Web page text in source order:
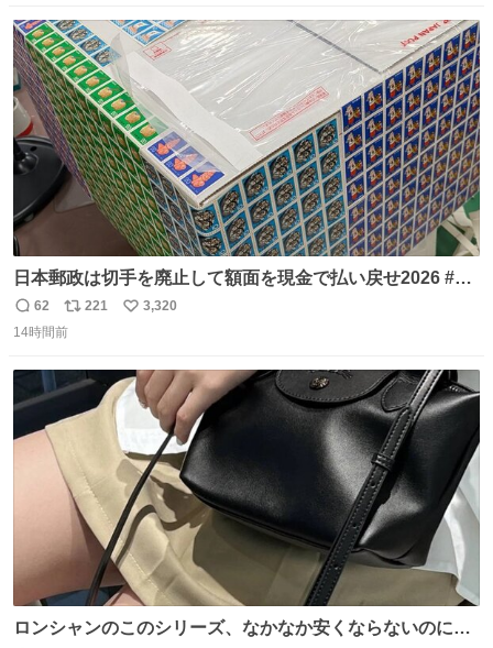
ト
数
数
日本郵政は切手を廃止して額面を現金で払い戻せ2026 #日
本郵政 @JapanPostHD_PR
返
信
62
リ
ポ
ト
221
い
数
3,320
14時間前
ロンシャンのこのシリーズ、なかなか安くならないのにセ